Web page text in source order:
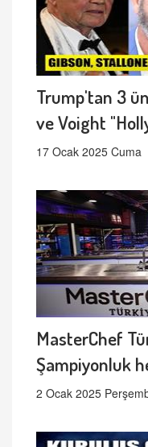
Trump'tan 3
ve Voight
17 Ocak 2025 Cuma
MasterChef
Şampiyonluk
2 Ocak 2025